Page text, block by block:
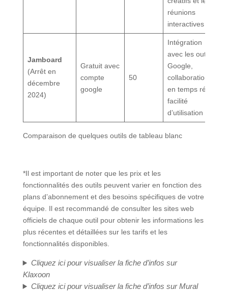
réunions
interactives
Jamboard
(Arrêt en
décembre
2024)
Gratuit avec
compte
google
50
Intégration
avec les outils
Google,
collaboration
en temps réel,
facilité
d’utilisation
Comparaison de quelques outils de tableau blanc
*Il est important de noter que les prix et les
fonctionnalités des outils peuvent varier en fonction des
plans d’abonnement et des besoins spécifiques de votre
équipe. Il est recommandé de consulter les sites web
officiels de chaque outil pour obtenir les informations les
plus récentes et détaillées sur les tarifs et les
fonctionnalités disponibles.
Cliquez ici pour visualiser la fiche d’infos sur
Klaxoon
Cliquez ici pour visualiser la fiche d’infos sur Mural